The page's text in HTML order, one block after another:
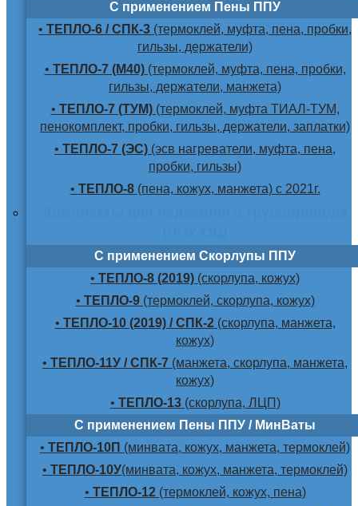
С применением Пены ППУ
• ТЕПЛО-6 / СПК-3 (термоклей, муфта, пена, пробки,
гильзы, держатели)
• ТЕПЛО-7 (М40)(термоклей, муфта, пена, пробки,
гильзы, держатели, манжета)
• ТЕПЛО-7 (ТУМ)(термоклей, муфта ТИАЛ-ТУМ,
пенокомплект, пробки, гильзы, держатели, заплатки)
• ТЕПЛО-7 (ЭС) (эсв нагреватели, муфта, пена,
пробки, гильзы)
• ТЕПЛО-8(пена, кожух, манжета) с 2021г.
С применением Скорлупы ППУ
• ТЕПЛО-8 (2019) (скорлупа, кожух)
• ТЕПЛО-9(термоклей, скорлупа, кожух)
• ТЕПЛО-10 (2019) / СПК-2(скорлупа, манжета,
кожух)
• ТЕПЛО-11У / СПК-7 (манжета, скорлупа, манжета,
кожух)
• ТЕПЛО-13(скорлупа, ЛЦП)
С применением Пены ППУ / МинВаты
• ТЕПЛО-10П (минвата, кожух, манжета, термоклей)
• ТЕПЛО-10У(минвата, кожух, манжета, термоклей)
• ТЕПЛО-12(термоклей, кожух, пена)